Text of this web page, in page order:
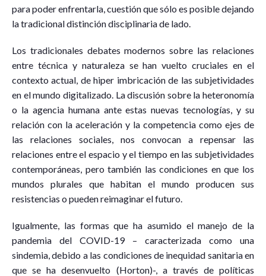
para poder enfrentarla, cuestión que sólo es posible dejando
la tradicional distinción disciplinaria de lado.
Los tradicionales debates modernos sobre las relaciones
entre técnica y naturaleza se han vuelto cruciales en el
contexto actual, de hiper imbricación de las subjetividades
en el mundo digitalizado. La discusión sobre la heteronomía
o la agencia humana ante estas nuevas tecnologías, y su
relación con la aceleración y la competencia como ejes de
las relaciones sociales, nos convocan a repensar las
relaciones entre el espacio y el tiempo en las subjetividades
contemporáneas, pero también las condiciones en que los
mundos plurales que habitan el mundo producen sus
resistencias o pueden reimaginar el futuro.
Igualmente, las formas que ha asumido el manejo de la
pandemia del COVID-19 – caracterizada como una
sindemia, debido a las condiciones de inequidad sanitaria en
que se ha desenvuelto (Horton)-, a través de políticas